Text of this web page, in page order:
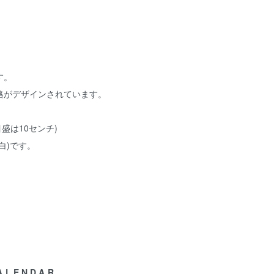
デザインされています。
は10センチ)
です。